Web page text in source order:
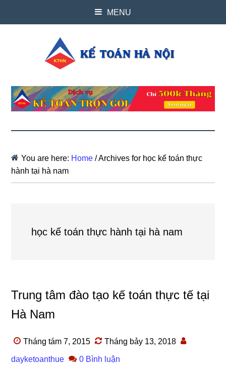
MENU
You are here: Home /Archives for học kế toán thực
hành tại hà nam
học kế toán thực hành tại hà nam
Trung tâm đào tạo kế toán thực tế tại
Hà Nam
Tháng tám 7, 2015 Tháng bảy 13, 2018
dayketoanthue 0 Bình luận